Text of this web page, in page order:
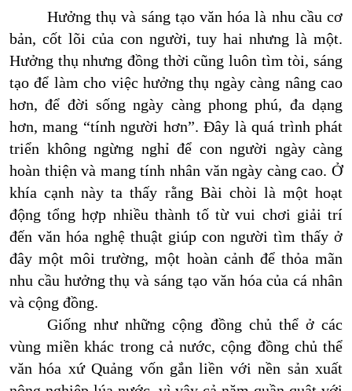
Hưởng thụ và sáng tạo văn hóa là nhu cầu cơ
bản, cốt lõi của con người, tuy hai nhưng là một.
Hưởng thụ nhưng đồng thời cũng luôn tìm tòi, sáng
tạo để làm cho việc hưởng thụ ngày càng nâng cao
hơn, để đời sống ngày càng phong phú, đa dạng
hơn, mang “tính người hơn”. Đây là quá trình phát
triển không ngừng nghỉ để con người ngày càng
hoàn thiện và mang tính nhân văn ngày càng cao. Ở
khía cạnh này ta thấy rằng Bài chòi là một hoạt
động tổng hợp nhiều thành tố từ vui chơi giải trí
đến văn hóa nghệ thuật giúp con người tìm thấy ở
đây một môi trường, một hoàn cảnh để thỏa mãn
nhu cầu hưởng thụ và sáng tạo văn hóa của cá nhân
và cộng đồng.
Giống như những cộng đồng chủ thể ở các
vùng miền khác trong cả nước, cộng đồng chủ thể
văn hóa xứ Quảng vốn gắn liền với nền sản xuất